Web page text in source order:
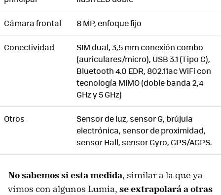
Cámara frontal 8 MP, enfoque fijo
Conectividad
SIM dual, 3,5 mm conexión combo
(auriculares/micro), USB 3.1 (Tipo C),
Bluetooth 4.0 EDR, 802.11ac WiFi con
tecnología MIMO (doble banda 2,4
GHz y 5 GHz)
Otros
Sensor de luz, sensor G, brújula
electrónica, sensor de proximidad,
sensor Hall, sensor Gyro, GPS/AGPS.
No sabemos si esta medida, similar a la que ya
vimos con algunos Lumia, se extrapolará a otras